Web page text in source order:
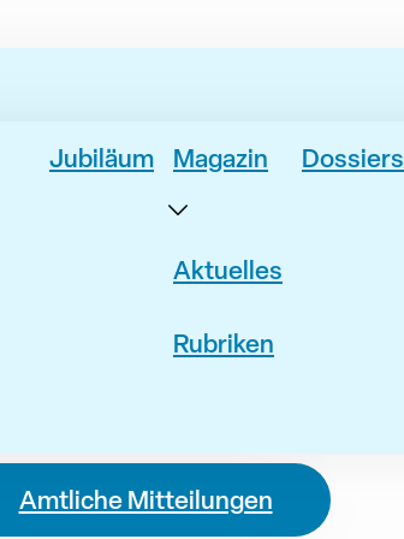
Jubiläum Magazin
Aktuelles
Rubriken
Dossiers
Amtliche Mitteilungen